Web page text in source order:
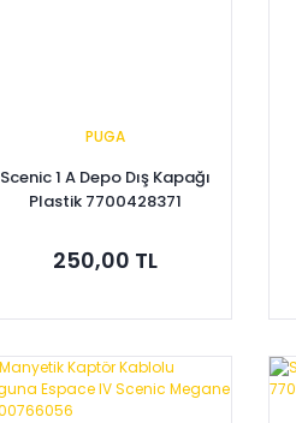
PUGA
Scenic 1 A Depo Dış Kapağı
Plastik 7700428371
250,00 TL
Sepete Ekle